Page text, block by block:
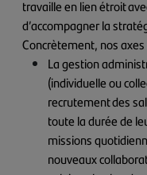
travaille en lien étroit
d’accompagner la
Concrètement, nos
La gestion
(individuelle ou
recrutement des
toute la durée de
missions
nouveaux